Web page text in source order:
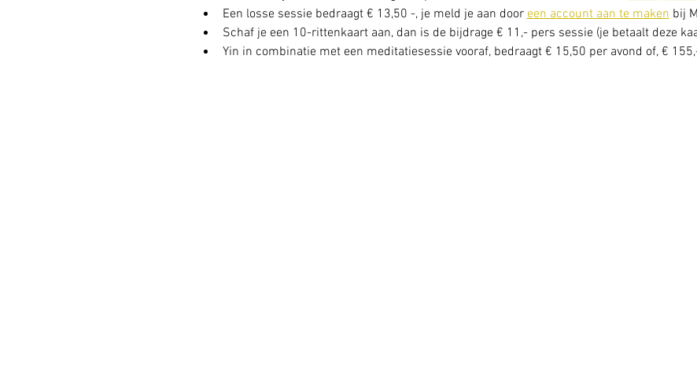
Een losse sessie bedraagt € 13,50 -, je meld je aan door een account aan te maken bij
Schaf je een 10-rittenkaart aan, dan is de bijdrage € 11,- pers sessie (je betaalt deze
Yin in combinatie met een meditatiesessie vooraf, bedraagt € 15,50 per avond of, €